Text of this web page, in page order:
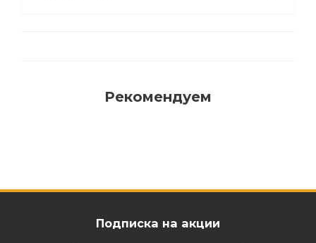
Рекомендуем
Подписка на акции